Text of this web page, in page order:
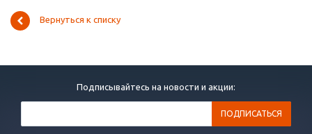
Вернуться к списку
Подписывайтесь на новости и акции: